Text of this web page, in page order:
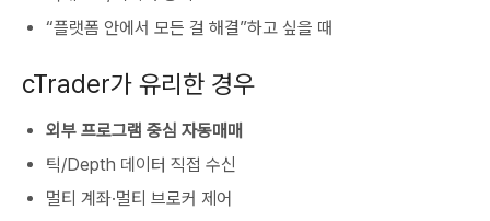
“플랫폼 안에서 모든 걸 해결”하고 싶을 때
cTrader가 유리한 경우
외부 프로그램 중심 자동매매
틱/Depth 데이터 직접 수신
멀티 계좌·멀티 브로커 제어